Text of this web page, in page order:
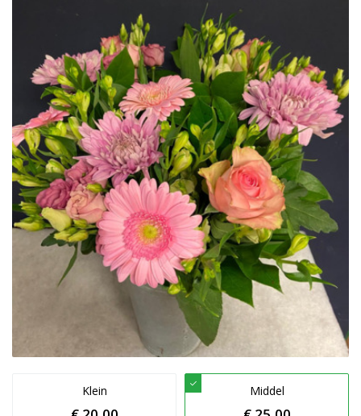
Klein Middel